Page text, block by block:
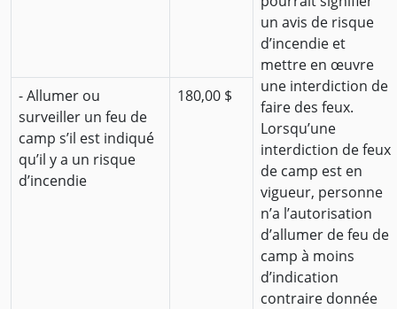
un avis de risque
d’incendie et
mettre en œuvre
une interdiction de
faire des feux.
Lorsqu’une
interdiction de feux
de camp est en
vigueur, personne
n’a l’autorisation
d’allumer de feu de
camp à moins
d’indication
contraire donnée
- Allumer ou
surveiller un feu de
camp s’il est indiqué
qu’il y a un risque
d’incendie
180,00 $